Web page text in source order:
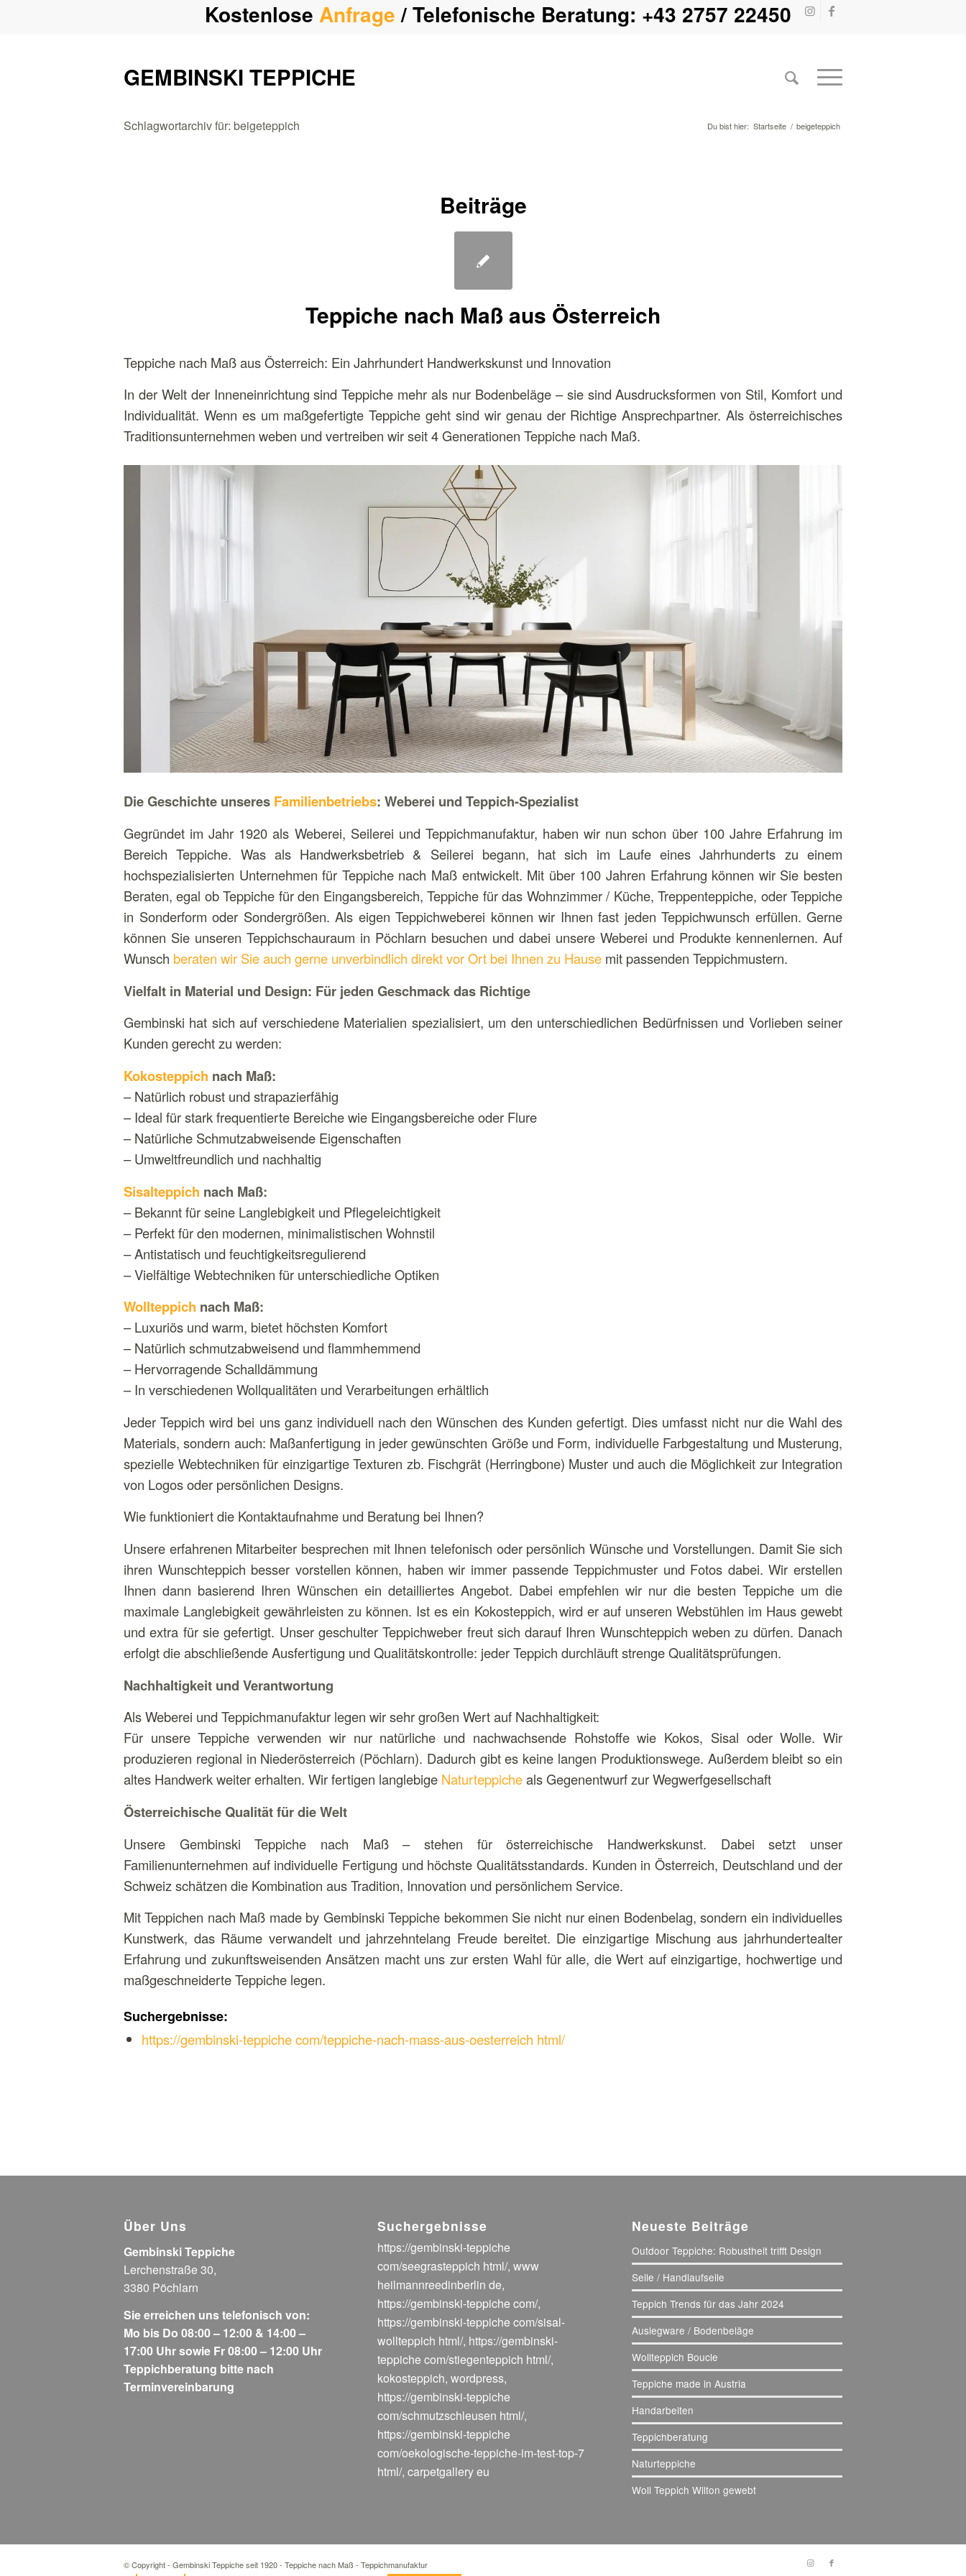
Kostenlose Anfrage/ Telefonische Beratung: +43 2757 22450
GEMBINSKI TEPPICHE
Schlagwortarchiv für: beigeteppich Du bist hier: Startseite / beigeteppich
Beiträge
Teppiche nach Maß aus Österreich
Teppiche nach Maß aus Österreich: Ein Jahrhundert Handwerkskunst und Innovation
In der Welt der Inneneinrichtung sind Teppiche mehr als nur Bodenbeläge – sie sind Ausdrucksformen von Stil, Komfort und
Individualität. Wenn es um maßgefertigte Teppiche geht sind wir genau der Richtige Ansprechpartner. Als österreichisches
Traditionsunternehmen weben und vertreiben wir seit 4 Generationen Teppiche nach Maß.
Die Geschichte unseres Familienbetriebs: Weberei und Teppich-Spezialist
Gegründet im Jahr 1920 als Weberei, Seilerei und Teppichmanufaktur, haben wir nun schon über 100 Jahre Erfahrung im
Bereich Teppiche. Was als Handwerksbetrieb & Seilerei begann, hat sich im Laufe eines Jahrhunderts zu einem
hochspezialisierten Unternehmen für Teppiche nach Maß entwickelt. Mit über 100 Jahren Erfahrung können wir Sie besten
Beraten, egal ob Teppiche für den Eingangsbereich, Teppiche für das Wohnzimmer / Küche, Treppenteppiche, oder Teppiche
in Sonderform oder Sondergrößen. Als eigen Teppichweberei können wir Ihnen fast jeden Teppichwunsch erfüllen. Gerne
können Sie unseren Teppichschauraum in Pöchlarn besuchen und dabei unsere Weberei und Produkte kennenlernen. Auf
Wunsch beraten wir Sie auch gerne unverbindlich direkt vor Ort bei Ihnen zu Hause mit passenden Teppichmustern.
Vielfalt in Material und Design: Für jeden Geschmack das Richtige
Gembinski hat sich auf verschiedene Materialien spezialisiert, um den unterschiedlichen Bedürfnissen und Vorlieben seiner
Kunden gerecht zu werden:
Kokosteppich nach Maß:
– Natürlich robust und strapazierfähig
– Ideal für stark frequentierte Bereiche wie Eingangsbereiche oder Flure
– Natürliche Schmutzabweisende Eigenschaften
– Umweltfreundlich und nachhaltig
Sisalteppich nach Maß:
– Bekannt für seine Langlebigkeit und Pflegeleichtigkeit
– Perfekt für den modernen, minimalistischen Wohnstil
– Antistatisch und feuchtigkeitsregulierend
– Vielfältige Webtechniken für unterschiedliche Optiken
Wollteppich nach Maß:
– Luxuriös und warm, bietet höchsten Komfort
– Natürlich schmutzabweisend und flammhemmend
– Hervorragende Schalldämmung
– In verschiedenen Wollqualitäten und Verarbeitungen erhältlich
Jeder Teppich wird bei uns ganz individuell nach den Wünschen des Kunden gefertigt. Dies umfasst nicht nur die Wahl des
Materials, sondern auch: Maßanfertigung in jeder gewünschten Größe und Form, individuelle Farbgestaltung und Musterung,
spezielle Webtechniken für einzigartige Texturen zb. Fischgrät (Herringbone) Muster und auch die Möglichkeit zur Integration
von Logos oder persönlichen Designs.
Wie funktioniert die Kontaktaufnahme und Beratung bei Ihnen?
Unsere erfahrenen Mitarbeiter besprechen mit Ihnen telefonisch oder persönlich Wünsche und Vorstellungen. Damit Sie sich
ihren Wunschteppich besser vorstellen können, haben wir immer passende Teppichmuster und Fotos dabei. Wir erstellen
Ihnen dann basierend Ihren Wünschen ein detailliertes Angebot. Dabei empfehlen wir nur die besten Teppiche um die
maximale Langlebigkeit gewährleisten zu können. Ist es ein Kokosteppich, wird er auf unseren Webstühlen im Haus gewebt
und extra für sie gefertigt. Unser geschulter Teppichweber freut sich darauf Ihren Wunschteppich weben zu dürfen. Danach
erfolgt die abschließende Ausfertigung und Qualitätskontrolle: jeder Teppich durchläuft strenge Qualitätsprüfungen.
Nachhaltigkeit und Verantwortung
Als Weberei und Teppichmanufaktur legen wir sehr großen Wert auf Nachhaltigkeit:
Für unsere Teppiche verwenden wir nur natürliche und nachwachsende Rohstoffe wie Kokos, Sisal oder Wolle. Wir
produzieren regional in Niederösterreich (Pöchlarn). Dadurch gibt es keine langen Produktionswege. Außerdem bleibt so ein
altes Handwerk weiter erhalten. Wir fertigen langlebige Naturteppicheals Gegenentwurf zur Wegwerfgesellschaft
Österreichische Qualität für die Welt
Unsere Gembinski Teppiche nach Maß – stehen für österreichische Handwerkskunst. Dabei setzt unser
Familienunternehmen auf individuelle Fertigung und höchste Qualitätsstandards. Kunden in Österreich, Deutschland und der
Schweiz schätzen die Kombination aus Tradition, Innovation und persönlichem Service.
Mit Teppichen nach Maß made by Gembinski Teppiche bekommen Sie nicht nur einen Bodenbelag, sondern ein individuelles
Kunstwerk, das Räume verwandelt und jahrzehntelang Freude bereitet. Die einzigartige Mischung aus jahrhundertealter
Erfahrung und zukunftsweisenden Ansätzen macht uns zur ersten Wahl für alle, die Wert auf einzigartige, hochwertige und
maßgeschneiderte Teppiche legen.
Suchergebnisse:
https://gembinski-teppiche com/teppiche-nach-mass-aus-oesterreich html/
Über Uns
Gembinski Teppiche
Lerchenstraße 30,
3380 Pöchlarn
Sie erreichen uns telefonisch von:
Mo bis Do 08:00 – 12:00 & 14:00 –
17:00 Uhr sowie Fr 08:00 – 12:00 Uhr
Teppichberatung bitte nach
Terminvereinbarung
Suchergebnisse
https://gembinski-teppiche
com/seegrasteppich html/,www
heilmannreedinberlin de,
https://gembinski-teppiche com/,
https://gembinski-teppiche com/sisal-
wollteppich html/, https://gembinski-
teppiche com/stiegenteppich html/,
kokosteppich,wordpress,
https://gembinski-teppiche
com/schmutzschleusen html/,
https://gembinski-teppiche
com/oekologische-teppiche-im-test-top-7
html/,carpetgallery eu
Neueste Beiträge
Outdoor Teppiche: Robustheit trifft Design
Seile / Handlaufseile
Teppich Trends für das Jahr 2024
Auslegware / Bodenbeläge
Wollteppich Boucle
Teppiche made in Austria
Handarbeiten
Teppichberatung
Naturteppiche
Woll Teppich Wilton gewebt
© Copyright - Gembinski Teppiche seit 1920 - Teppiche nach Maß - Teppichmanufaktur